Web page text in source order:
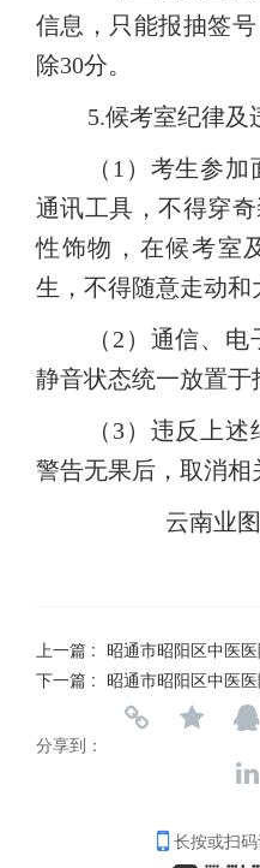
信息，只能报抽签
除30分。
5.候考室纪律及
（1）考生参
通讯工具，不得穿
性饰物，在候考室
生，不得随意走动和
（2）通信、
静音状态统一放置于
（3）违反上
警告无果后，取消相
云南业
上一篇 : 昭通市昭阳区中医
下一篇 : 昭通市昭阳区中医
分享到：
长按或扫